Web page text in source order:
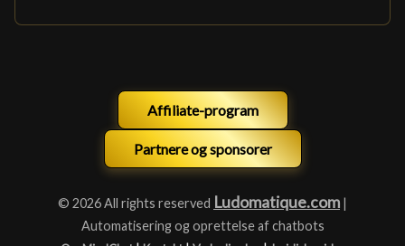
Affiliate-program
Partnere og sponsorer
© 2026 All rights reserved Ludomatique.com |
Automatisering og oprettelse af chatbots